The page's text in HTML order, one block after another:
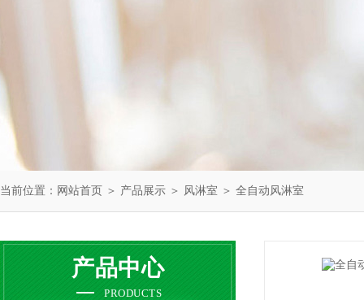
当前位置： 网站首页 ＞ 产品展示 ＞ 风淋室 ＞ 全自动风淋室
产品中心
PRODUCTS